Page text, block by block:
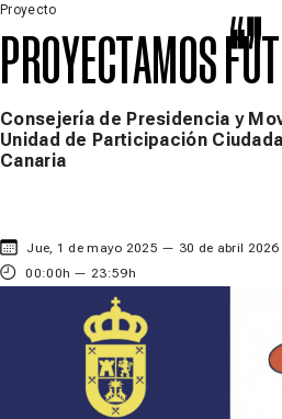
Saltar al contenido principal
Menú
Proyecto
PROYECTAMOS
Consejería de Presidencia y
Unidad de Participación
Canaria
Jue, 1 de mayo 2025 — 30 de abril 2026
00:00h — 23:59h